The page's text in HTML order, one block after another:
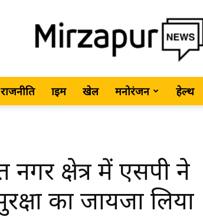
MirzapurNews.com
•
राजनीति क्राइम खेल मनोरंजन हेल्थ
नगर क्षेत्र में एसपी ने
का जायजा लिया